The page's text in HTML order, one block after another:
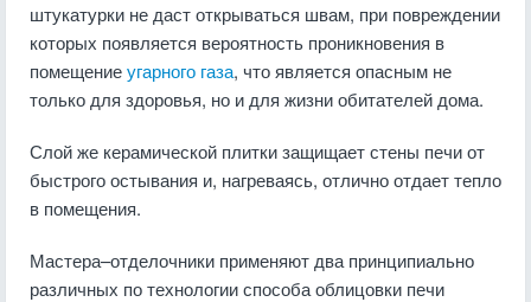
штукатурки не даст открываться швам, при повреждении
которых появляется вероятность проникновения в
помещениеугарного газа, что является опасным не
только для здоровья, но и для жизни обитателей дома.
Слой же керамической плитки защищает стены печи от
быстрого остывания и, нагреваясь, отлично отдает тепло
в помещения.
Мастера–отделочники применяют два принципиально
различных по технологии способа облицовки печи